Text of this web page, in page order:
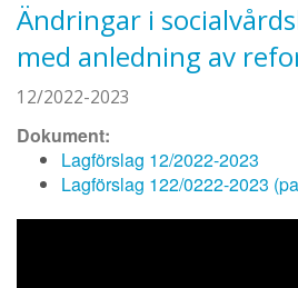
Ändringar i
med anledning av
12/2022-2023
Dokument:
Lagförslag 12/2022-2023
Lagförslag 122/0222-2023